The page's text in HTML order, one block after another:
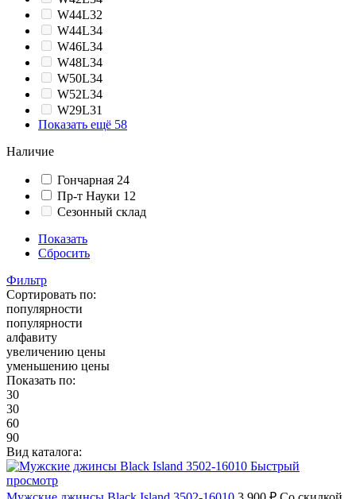
W44L32
W44L34
W46L34
W48L34
W50L34
W52L34
W29L31
Показать ещё 58
Наличие
Гончарная 24
Пр-т Науки 12
Сезонный склад
Показать
Сбросить
Фильтр
Сортировать по:
популярности
популярности
алфавиту
увеличению цены
уменьшению цены
Показать по:
30
30
60
90
Вид каталога:
Быстрый
просмотр